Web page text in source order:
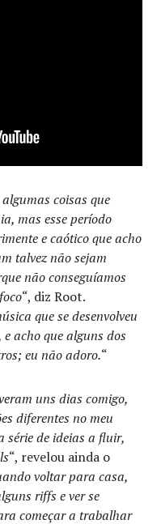
coisas que
mas esse período
e caótico que acho
talvez não sejam
não conseguíamos
“, diz Root.
que se desenvolveu
acho que alguns dos
eu não adoro.“
uns dias comigo,
diferentes no meu
série de ideias a fluir,
“, revelou ainda o
voltar para casa,
riffs e ver se
começar a trabalhar